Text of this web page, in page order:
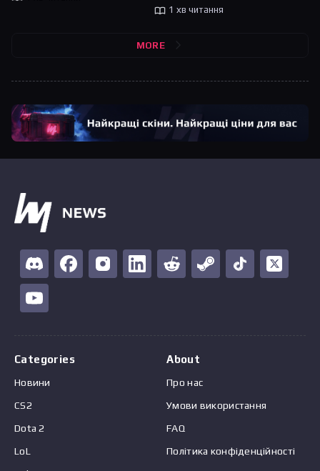
1 хв читання
MORE
Categories
Новини
CS2
Dota 2
LoL
About
Про нас
Умови використання
FAQ
Політика конфіденційності